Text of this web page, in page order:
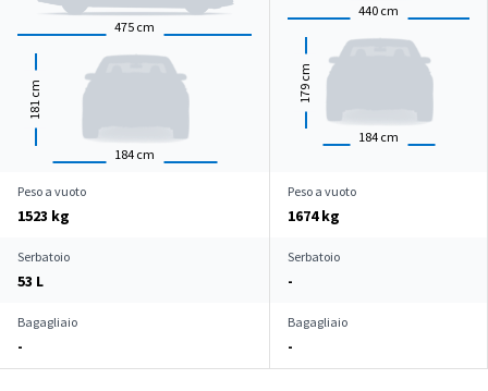
475 cm
184 cm
181
cm
440 cm
184 cm
179
cm
Peso a vuoto
1523 kg
Peso a vuoto
1674 kg
Serbatoio
53 L
Serbatoio
-
Bagagliaio
-
Bagagliaio
-